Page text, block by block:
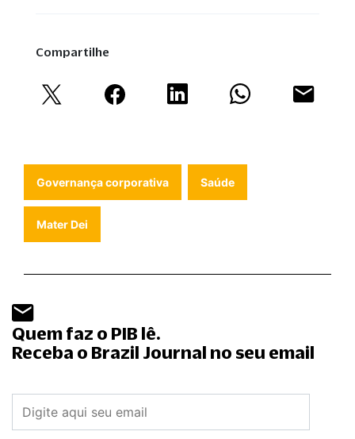
Compartilhe
Governança corporativa Saúde
Mater Dei
Quem faz o PIB lê.
Receba o Brazil Journal no seu email